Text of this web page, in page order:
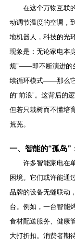
在这个万物互联
动调节温度的空调，
地机器人，科技的光
现象是：无论家电本
规”——即不断演进的
续循环模式——那么
的“前浪”。这背后的
但若只栽树而不懂培
荒芜。
一、智能的“孤岛”
许多智能家电在
困境。它们或许能通
品牌的设备无缝联动
台。例如，一台智能
食材配送服务、健康
大打折扣。消费者期